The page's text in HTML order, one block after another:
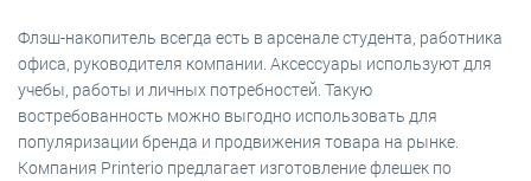
Флэш-накопитель всегда есть в арсенале студента, работника
офиса, руководителя компании. Аксессуары используют для
учебы, работы и личных потребностей. Такую
востребованность можно выгодно использовать для
популяризации бренда и продвижения товара на рынке.
Компания Printerio предлагает изготовление флешек по